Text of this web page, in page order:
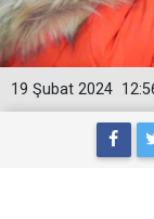
19 Şubat 2024